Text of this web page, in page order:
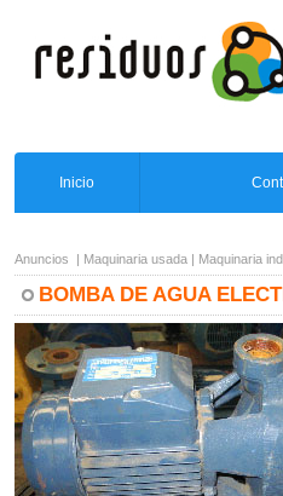
Inicio
Anuncios | Maquinaria usada | Maquinaria
BOMBA DE AGUA